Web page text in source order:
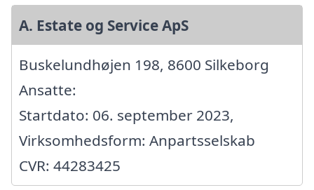
A. Estate og Service ApS
Buskelundhøjen 198, 8600 Silkeborg
Ansatte:
Startdato: 06. september 2023,
Virksomhedsform: Anpartsselskab
CVR: 44283425